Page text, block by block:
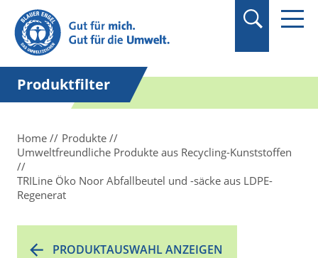
Suchbegriff in
Anführungszeichen
setzen.
Produktfilter
Home
Produkte
Umweltfreundliche Produkte aus Recycling-Kunststoffen
TRILine Öko Noor Abfallbeutel und -säcke aus LDPE-
Regenerat
PRODUKTAUSWAHL ANZEIGEN